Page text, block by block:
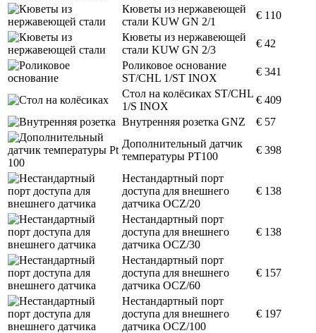
Кюветы из нержавеющей
стали KUW GN 2/1
€ 110
Кюветы из нержавеющей
стали KUW GN 2/3
€ 42
Роликовое основание
ST/CHL 1/ST INOX
€ 341
Стол на колёсиках ST/CHL
1/S INOX
€ 409
Внутренняя розетка GNZ
€ 57
Дополнительный датчик
температуры PT100
€ 398
Нестандартный порт
доступа для внешнего
датчика OCZ/20
€ 138
Нестандартный порт
доступа для внешнего
датчика OCZ/30
€ 138
Нестандартный порт
доступа для внешнего
датчика OCZ/60
€ 157
Нестандартный порт
доступа для внешнего
датчика OCZ/100
€ 197